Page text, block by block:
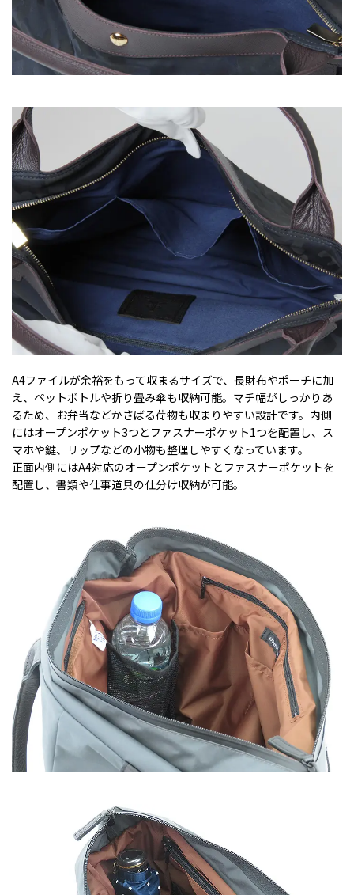
A4ファイルが余裕をもって収まるサイズで、長財布やポーチに加
え、ペットボトルや折り畳み傘も収納可能。マチ幅がしっかりあ
るため、お弁当などかさばる荷物も収まりやすい設計です。内側
にはオープンポケット3つとファスナーポケット1つを配置し、ス
マホや鍵、リップなどの小物も整理しやすくなっています。
正面内側にはA4対応のオープンポケットとファスナーポケットを
配置し、書類や仕事道具の仕分け収納が可能。